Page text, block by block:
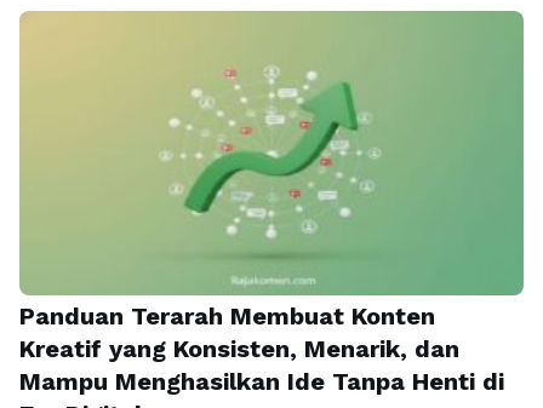
Panduan Terarah Membuat Konten
Kreatif yang Konsisten, Menarik, dan
Mampu Menghasilkan Ide Tanpa Henti di